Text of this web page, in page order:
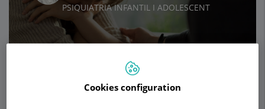
PSIQUIATRIA INFANTIL I ADOLESCENT
Demanar Cita
Cookies configuration